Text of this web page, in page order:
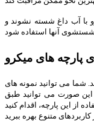
با آب داغ شسته نشوند و
پارچه های میکرو
شما می توانید نمونه های
این صورت می توانید طبق
از این پارچه، اقدام کنید